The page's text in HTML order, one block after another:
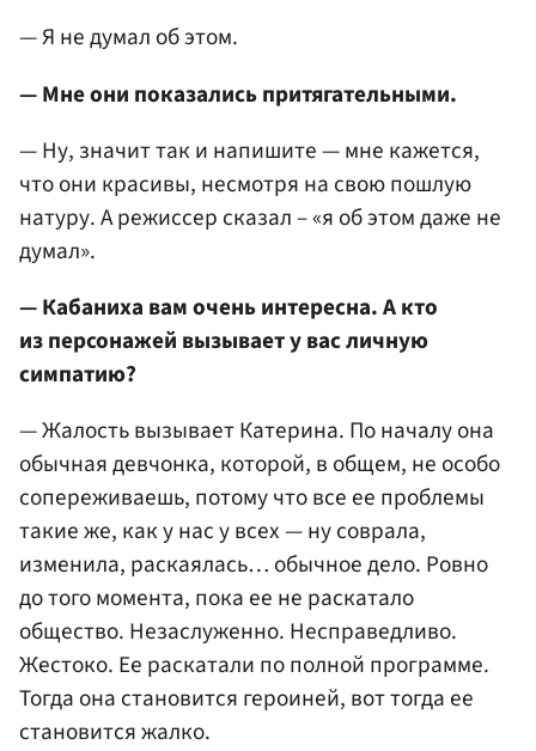
— Я не думал об этом.
— Мне они показались притягательными.
— Ну, значит так и напишите — мне кажется,
что они красивы, несмотря на свою пошлую
натуру. А режиссер сказал – «я об этом даже не
думал».
— Кабаниха вам очень интересна. А кто
из персонажей вызывает у вас личную
симпатию?
— Жалость вызывает Катерина. По началу она
обычная девчонка, которой, в общем, не особо
сопереживаешь, потому что все ее проблемы
такие же, как у нас у всех — ну соврала,
изменила, раскаялась… обычное дело. Ровно
до того момента, пока ее не раскатало
общество. Незаслуженно. Несправедливо.
Жестоко. Ее раскатали по полной программе.
Тогда она становится героиней, вот тогда ее
становится жалко.